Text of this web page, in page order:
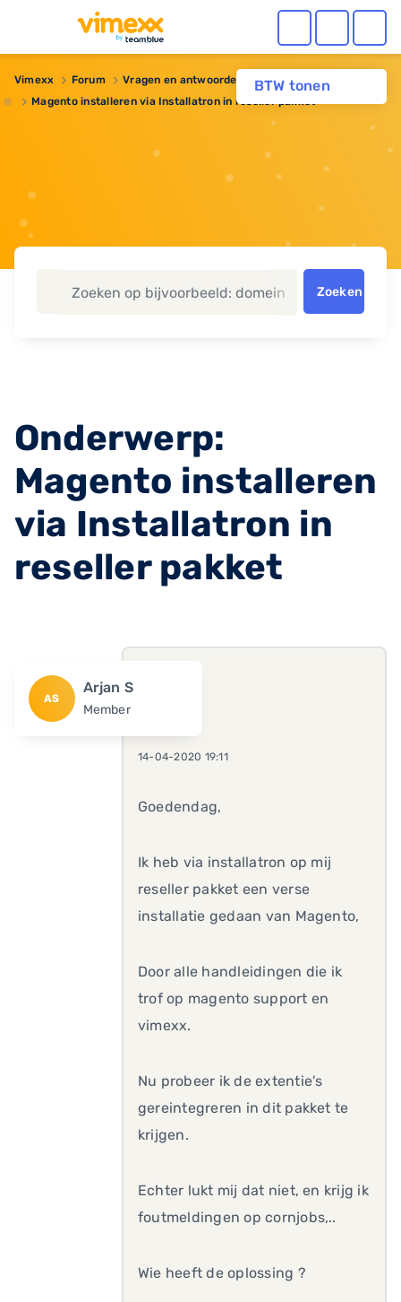
BTW tonen
Vimexx Forum
Vragen en antwoorden
Magento installeren via Installatron in reseller pakket
Zoeken
Onderwerp:
Magento installeren
via Installatron in
reseller pakket
AS
Arjan S
Member
14-04-2020 19:11
Goedendag,
Ik heb via installatron op mij
reseller pakket een verse
installatie gedaan van Magento,
Door alle handleidingen die ik
trof op magento support en
vimexx.
Nu probeer ik de extentie's
gereintegreren in dit pakket te
krijgen.
Echter lukt mij dat niet, en krijg ik
foutmeldingen op cornjobs,..
Wie heeft de oplossing ?